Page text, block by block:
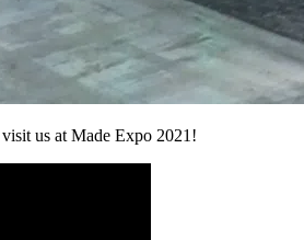
us at Made Expo 2021!